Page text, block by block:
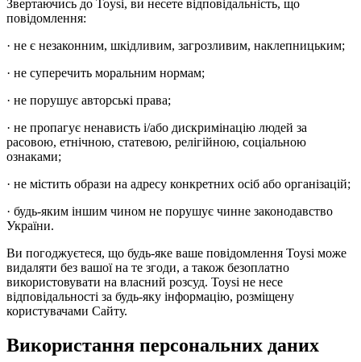
Звертаючись до Toysi, ви несете відповідальність, що
повідомлення:
· не є незаконним, шкідливим, загрозливим, наклепницьким;
· не суперечить моральним нормам;
· не порушує авторські права;
· не пропагує ненависть і/або дискримінацію людей за
расовою, етнічною, статевою, релігійною, соціальною
ознаками;
· не містить образи на адресу конкретних осіб або організацій;
· будь-яким іншим чином не порушує чинне законодавство
України.
Ви погоджуєтеся, що будь-яке ваше повідомлення Toysi може
видаляти без вашої на те згоди, а також безоплатно
використовувати на власний розсуд. Toysi не несе
відповідальності за будь-яку інформацію, розміщену
користувачами Сайту.
Використання персональних даних